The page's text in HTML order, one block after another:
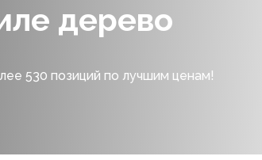
дерево
530 позиций по лучшим ценам!